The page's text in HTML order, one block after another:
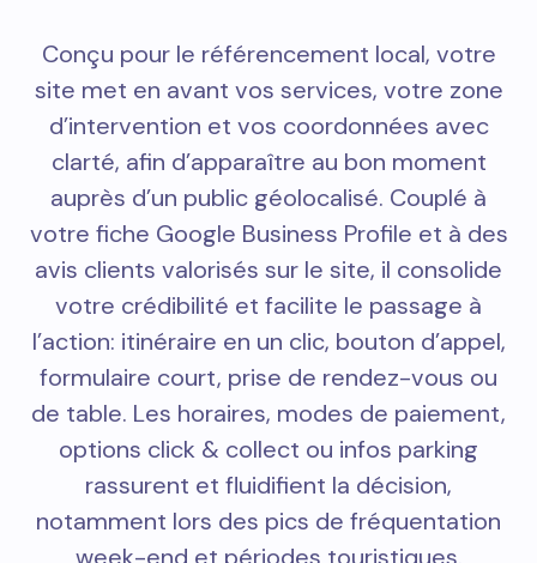
Conçu pour le référencement local, votre
site met en avant vos services, votre zone
d’intervention et vos coordonnées avec
clarté, afin d’apparaître au bon moment
auprès d’un public géolocalisé. Couplé à
votre fiche Google Business Profile et à des
avis clients valorisés sur le site, il consolide
votre crédibilité et facilite le passage à
l’action: itinéraire en un clic, bouton d’appel,
formulaire court, prise de rendez-vous ou
de table. Les horaires, modes de paiement,
options click & collect ou infos parking
rassurent et fluidifient la décision,
notamment lors des pics de fréquentation
week-end et périodes touristiques.